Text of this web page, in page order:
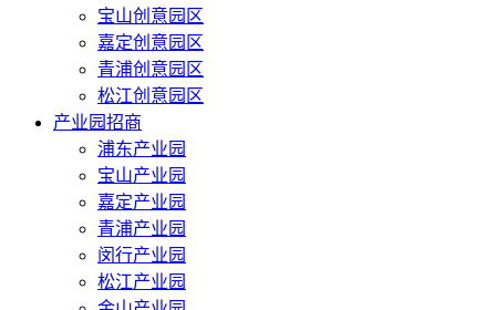
宝山创意园区
嘉定创意园区
青浦创意园区
松江创意园区
产业园招商
浦东产业园
宝山产业园
嘉定产业园
青浦产业园
闵行产业园
松江产业园